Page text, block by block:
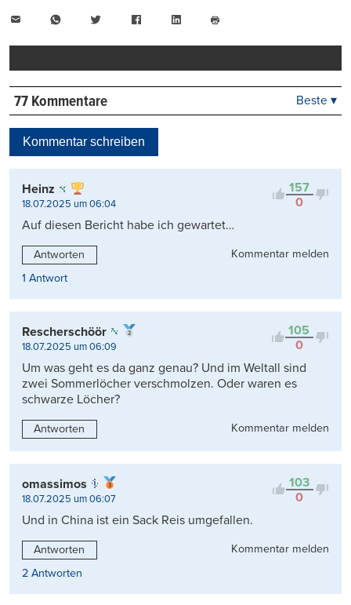
WhatsAppTwitter FacebookLinkedIn
drucken
77 Kommentare
Kontrovers
Beste ▾
Kommentar schreiben
157
0
Heinz
18.07.2025 um 06:04
Auf diesen Bericht habe ich gewartet…
Antworten
Kommentar melden
1 Antwort
105
0
Rescherschöör
18.07.2025 um 06:09
Um was geht es da ganz genau? Und im Weltall sind
zwei Sommerlöcher verschmolzen. Oder waren es
schwarze Löcher?
Antworten Kommentar melden
103
0
omassimos
18.07.2025 um 06:07
Und in China ist ein Sack Reis umgefallen.
Antworten
Kommentar melden
2 Antworten